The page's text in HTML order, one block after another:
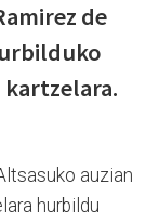
de
auzian
hurbildu